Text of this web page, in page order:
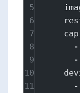
5
6
7
8
-
9
-
10
11
-